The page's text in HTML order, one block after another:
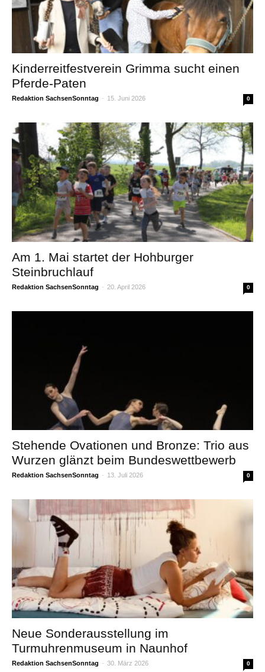
Kinderreitfestverein Grimma sucht einen
Pferde-Paten
Redaktion SachsenSonntag - 15. Juni 2026 0
Am 1. Mai startet der Hohburger
Steinbruchlauf
Redaktion SachsenSonntag - 20. April 2026 0
Stehende Ovationen und Bronze: Trio aus
Wurzen glänzt beim Bundeswettbewerb
Redaktion SachsenSonntag - 13. Juli 2026 0
Neue Sonderausstellung im
Turmuhrenmuseum in Naunhof
Redaktion SachsenSonntag - 30. März 2026 0